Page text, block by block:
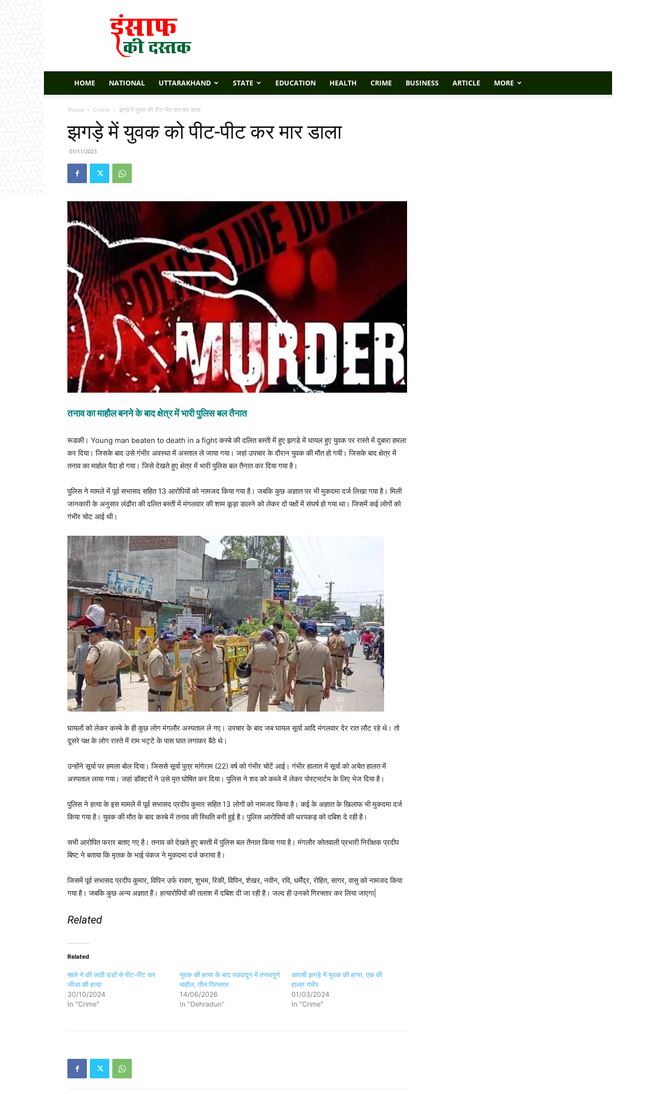
Insaaf
Ki
Dastak
HOME NATIONAL UTTARAKHAND STATE EDUCATION HEALTH CRIME BUSINESS ARTICLE MORE
Home Crime झगड़े में युवक को पीट-पीट कर मार डाला
झगड़े में युवक को पीट-पीट कर मार डाला
01/11/2023
तनाव का माहौल बनने के बाद क्षेत्र में भारी पुलिस बल तैनात
रूडकी। Young man beaten to death in a fight कस्बे की दलित बस्ती में हुए झगडे में घायल हुए युवक पर रास्ते में दुबारा हमला
कर दिया। जिसके बाद उसे गंभीर अवस्था में अस्ताल ले जाया गया। जहां उपचार के दौरान युवक की मौत हो गयी। जिसके बाद क्षेत्र में
तनाव का माहोल पैदा हो गया। जिसे देखते हुए क्षेत्र में भारी पुलिस बल तैनात कर दिया गया है।
पुलिस ने मामले में पूर्व सभासद सहित 13 आरोपियों को नामजद किया गया है। जबकि कुछ अज्ञात पर भी मुकदमा दर्ज लिखा गया है। मिली
जानकारी के अनुसार लंढौरा की दलित बस्ती में मंगलवार की शाम कूड़ा डालने को लेकर दो पक्षों में संघर्ष हो गया था। जिसमें कई लोगों को
गंभीर चोट आई थी।
घायलों को लेकर कस्बे के ही कुछ लोग मंगलौर अस्पताल ले गए। उपचार के बाद जब घायल सूर्या आदि मंगलवार देर रात लौट रहे थे। तो
दूसरे पक्ष के लोग रास्ते में राम भट्टे के पास घात लगाकर बैठे थे।
उन्होंने सूर्या पर हमला बोल दिया। जिससे सूर्या पुत्र मांगेराम (22) वर्ष को गंभीर चोटें आई। गंभीर हालात में सूर्या को अचेत हालत में
अस्पताल लाया गया। जहां डॉक्टरों ने उसे मृत घोषित कर दिया। पुलिस ने शव को कब्जे में लेकर पोस्टमार्टम के लिए भेज दिया है।
पुलिस ने हत्या के इस मामले में पूर्व सभासद प्रदीप कुमार सहित 13 लोगों को नामजद किया है। कई के अज्ञात के खिलाफ भी मुकदमा दर्ज
किया गया है। युवक की मौत के बाद कस्बे में तनाव की स्थिति बनी हुई है। पुलिस आरोपियों की धरपकड़ को दबिश दे रही है।
सभी आरोपित फरार बताए गए है। तनाव को देखते हुए बस्ती में पुलिस बल तैनात किया गया है। मंगलौर कोतवाली प्रभारी निरीक्षक प्रदीप
बिष्ट ने बताया कि मृतक के भाई पंकज ने मुकदमा दर्ज कराया है।
जिसमें पूर्व सभासद प्रदीप कुमार, विपिन उर्फ रावण, शुभम, रिकी, विपिन, शेखर, नवीन, रवि, धर्मेंद्र, रोहित, सागर, वासु को नामजद किया
गया है। जबकि कुछ अन्य अज्ञात हैं। हत्यारोपियों की तलाश में दबिश दी जा रही है। जल्द ही उनको गिरफ्तार कर लिया जाएगा|
Related
Related
साले ने की लाठी डंडों से पीट-पीट कर
जीजा की हत्या
30/10/2024
In "Crime"
युवक की हत्या के बाद पछवादून में तनावपूर्ण
माहौल, तीन गिरफ्तार
14/06/2026
In "Dehradun"
आपसी झगड़े में युवक की हत्या, एक की
हालत गंभीर
01/03/2024
In "Crime"